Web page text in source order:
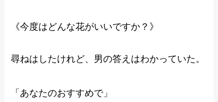
《今度はどんな花がいいですか？》
尋ねはしたけれど、男の答えはわかっていた。
「あなたのおすすめで」